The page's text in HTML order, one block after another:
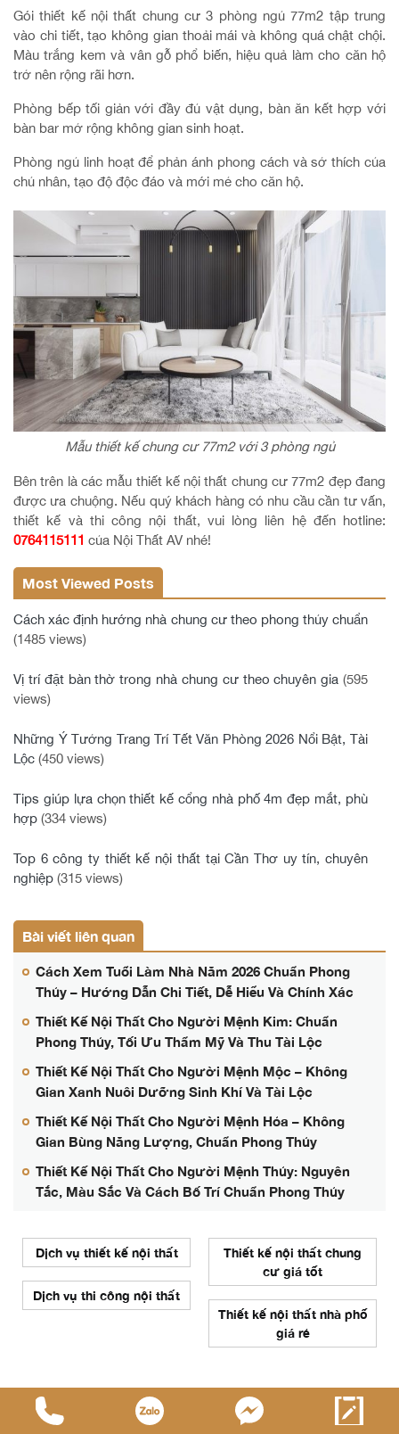
Gói thiết kế nội thất chung cư 3 phòng ngủ 77m2 tập trung
vào chi tiết, tạo không gian thoải mái và không quá chật chội.
Màu trắng kem và vân gỗ phổ biến, hiệu quả làm cho căn hộ
trở nên rộng rãi hơn.
Phòng bếp tối giản với đầy đủ vật dụng, bàn ăn kết hợp với
bàn bar mở rộng không gian sinh hoạt.
Phòng ngủ linh hoạt để phản ánh phong cách và sở thích của
chủ nhân, tạo độ độc đáo và mới mẻ cho căn hộ.
Mẫu thiết kế chung cư 77m2 với 3 phòng ngủ
Bên trên là các mẫu thiết kế nội thất chung cư 77m2 đẹp đang
được ưa chuộng. Nếu quý khách hàng có nhu cầu cần tư vấn,
thiết kế và thi công nội thất, vui lòng liên hệ đến hotline:
0764115111 của Nội Thất AV nhé!
Most Viewed Posts
Cách xác định hướng nhà chung cư theo phong thủy chuẩn
(1485 views)
Vị trí đặt bàn thờ trong nhà chung cư theo chuyên gia (595
views)
Những Ý Tưởng Trang Trí Tết Văn Phòng 2026 Nổi Bật, Tài
Lộc (450 views)
Tips giúp lựa chọn thiết kế cổng nhà phố 4m đẹp mắt, phù
hợp (334 views)
Top 6 công ty thiết kế nội thất tại Cần Thơ uy tín, chuyên
nghiệp (315 views)
Bài viết liên quan
Cách Xem Tuổi Làm Nhà Năm 2026 Chuẩn Phong
Thủy – Hướng Dẫn Chi Tiết, Dễ Hiểu Và Chính Xác
Thiết Kế Nội Thất Cho Người Mệnh Kim: Chuẩn
Phong Thủy, Tối Ưu Thẩm Mỹ Và Thu Tài Lộc
Thiết Kế Nội Thất Cho Người Mệnh Mộc – Không
Gian Xanh Nuôi Dưỡng Sinh Khí Và Tài Lộc
Thiết Kế Nội Thất Cho Người Mệnh Hỏa – Không
Gian Bùng Năng Lượng, Chuẩn Phong Thủy
Thiết Kế Nội Thất Cho Người Mệnh Thủy: Nguyên
Tắc, Màu Sắc Và Cách Bố Trí Chuẩn Phong Thủy
Dịch vụ thiết kế nội thất
Dịch vụ thi công nội thất
Thiết kế nội thất chung
cư giá tốt
Thiết kế nội thất nhà phố
giá rẻ
Bài viết mới nhất